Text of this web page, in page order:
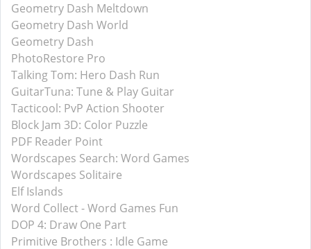
Geometry Dash Meltdown
Geometry Dash World
Geometry Dash
PhotoRestore Pro
Talking Tom: Hero Dash Run
GuitarTuna: Tune & Play Guitar
Tacticool: PvP Action Shooter
Block Jam 3D: Color Puzzle
PDF Reader Point
Wordscapes Search: Word Games
Wordscapes Solitaire
Elf Islands
Word Collect - Word Games Fun
DOP 4: Draw One Part
Primitive Brothers : Idle Game